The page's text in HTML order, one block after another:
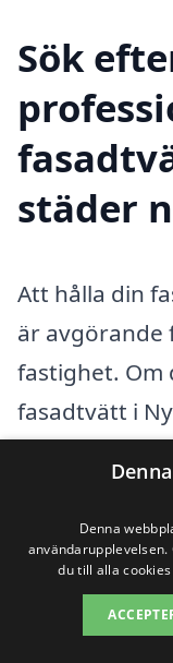
Sök
städer
Att hålla din
är avgörande
fastighet. Om
fasadtvätt i
att även
att hitta den
Oavsett om
byggnader,
som kan
Denna
du till alla